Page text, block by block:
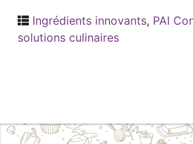
Ingrédients innovants, PAI
solutions culinaires